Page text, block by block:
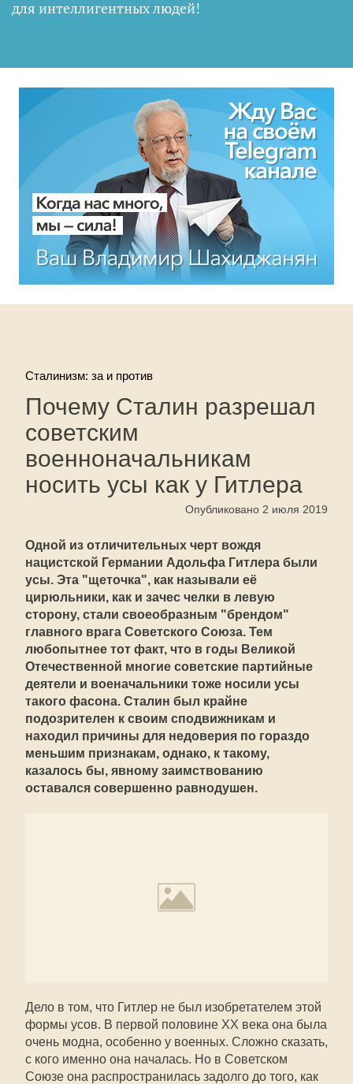
для интеллигентных людей!
Сталинизм: за и против
Почему Сталин разрешал
советским
военноначальникам
носить усы как у Гитлера
Опубликовано 2 июля 2019
Одной из отличительных черт вождя
нацистской Германии Адольфа Гитлера были
усы. Эта "щеточка", как называли её
цирюльники, как и зачес челки в левую
сторону, стали своеобразным "брендом"
главного врага Советского Союза. Тем
любопытнее тот факт, что в годы Великой
Отечественной многие советские партийные
деятели и военачальники тоже носили усы
такого фасона. Сталин был крайне
подозрителен к своим сподвижникам и
находил причины для недоверия по гораздо
меньшим признакам, однако, к такому,
казалось бы, явному заимствованию
оставался совершенно равнодушен.
Дело в том, что Гитлер не был изобретателем этой
формы усов. В первой половине ХХ века она была
очень модна, особенно у военных. Сложно сказать,
с кого именно она началась. Но в Советском
Союзе она распространилась задолго до того, как